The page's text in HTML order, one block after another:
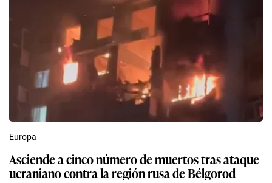
Europa
Asciende a cinco número de muertos tras ataque
ucraniano contra la región rusa de Bélgorod